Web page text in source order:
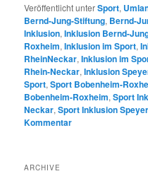
Veröffentlicht unterSport,
Bernd-Jung-Stiftung, Bernd-
Inklusion,Inklusion Bernd-
Roxheim,Inklusion im Sport,
RheinNeckar,Inklusion im
Rhein-Neckar,Inklusion
Sport,Sport Bobenheim-
Bobenheim-Roxheim,Sport
Neckar,Sport Inklusion Speyer
Kommentar
ARCHIVE